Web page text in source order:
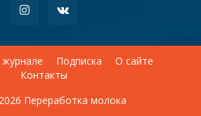
Подписка
О сайте
Контакты
Переработка молока